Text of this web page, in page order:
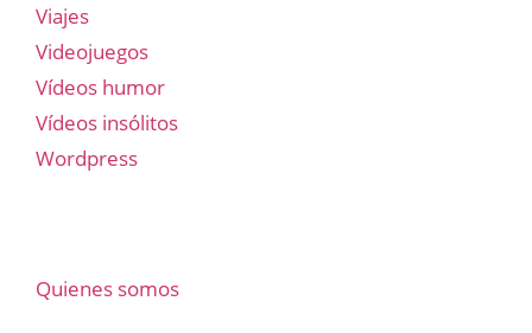
Viajes
Videojuegos
Vídeos humor
Vídeos insólitos
Wordpress
Quienes somos